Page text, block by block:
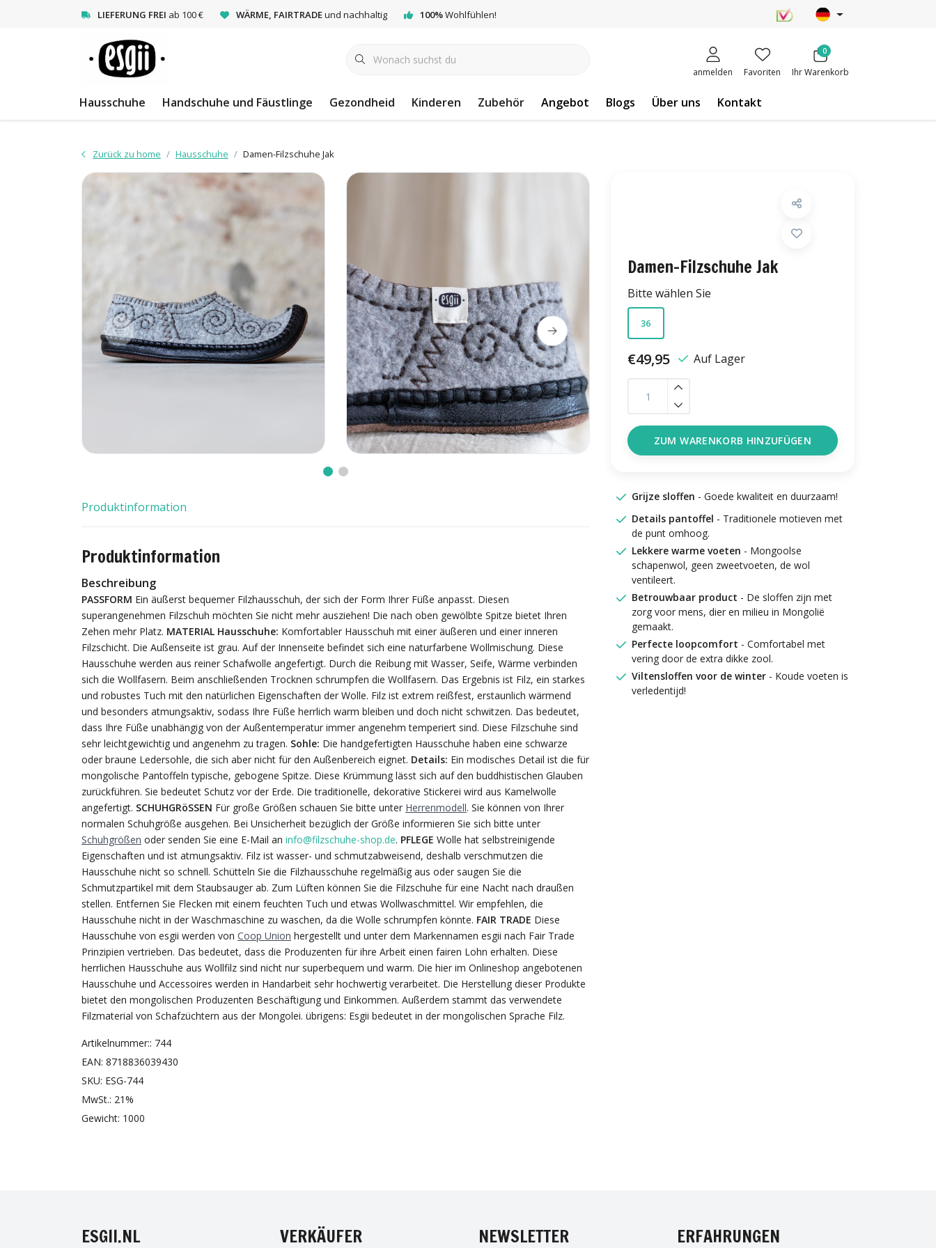
LIEFERUNG FREI ab 100 € WÄRME, FAIRTRADEund nachhaltig 100%Wohlfühlen!
anmelden Favoriten
0
Ihr Warenkorb
Hausschuhe Handschuhe und Fäustlinge Gezondheid Kinderen Zubehör Angebot Blogs Über uns Kontakt
Zurück zu home Hausschuhe Damen-Filzschuhe Jak
Damen-Filzschuhe Jak
Bitte wählen Sie
36
€49,95 Auf Lager
ZUM WARENKORB HINZUFÜGEN
Grijze sloffen - Goede kwaliteit en duurzaam!
Details pantoffel - Traditionele motieven met
de punt omhoog.
Lekkere warme voeten - Mongoolse
schapenwol, geen zweetvoeten, de wol
ventileert.
Betrouwbaar product - De sloffen zijn met
zorg voor mens, dier en milieu in Mongolië
gemaakt.
Perfecte loopcomfort - Comfortabel met
vering door de extra dikke zool.
Viltensloffen voor de winter - Koude voeten is
verledentijd!
Produktinformation
Produktinformation
Beschreibung
PASSFORM Ein äußerst bequemer Filzhausschuh, der sich der Form Ihrer Füße anpasst. Diesen
superangenehmen Filzschuh möchten Sie nicht mehr ausziehen! Die nach oben gewölbte Spitze bietet Ihren
Zehen mehr Platz. MATERIAL Hausschuhe: Komfortabler Hausschuh mit einer äußeren und einer inneren
Filzschicht. Die Außenseite ist grau. Auf der Innenseite befindet sich eine naturfarbene Wollmischung. Diese
Hausschuhe werden aus reiner Schafwolle angefertigt. Durch die Reibung mit Wasser, Seife, Wärme verbinden
sich die Wollfasern. Beim anschließenden Trocknen schrumpfen die Wollfasern. Das Ergebnis ist Filz, ein starkes
und robustes Tuch mit den natürlichen Eigenschaften der Wolle. Filz ist extrem reißfest, erstaunlich wärmend
und besonders atmungsaktiv, sodass Ihre Füße herrlich warm bleiben und doch nicht schwitzen. Das bedeutet,
dass Ihre Füße unabhängig von der Außentemperatur immer angenehm temperiert sind. Diese Filzschuhe sind
sehr leichtgewichtig und angenehm zu tragen. Sohle: Die handgefertigten Hausschuhe haben eine schwarze
oder braune Ledersohle, die sich aber nicht für den Außenbereich eignet. Details: Ein modisches Detail ist die für
mongolische Pantoffeln typische, gebogene Spitze. Diese Krümmung lässt sich auf den buddhistischen Glauben
zurückführen. Sie bedeutet Schutz vor der Erde. Die traditionelle, dekorative Stickerei wird aus Kamelwolle
angefertigt. SCHUHGRöSSEN Für große Größen schauen Sie bitte unter Herrenmodell. Sie können von Ihrer
normalen Schuhgröße ausgehen. Bei Unsicherheit bezüglich der Größe informieren Sie sich bitte unter
Schuhgrößen oder senden Sie eine E-Mail an info@filzschuhe-shop.de. PFLEGE Wolle hat selbstreinigende
Eigenschaften und ist atmungsaktiv. Filz ist wasser- und schmutzabweisend, deshalb verschmutzen die
Hausschuhe nicht so schnell. Schütteln Sie die Filzhausschuhe regelmäßig aus oder saugen Sie die
Schmutzpartikel mit dem Staubsauger ab. Zum Lüften können Sie die Filzschuhe für eine Nacht nach draußen
stellen. Entfernen Sie Flecken mit einem feuchten Tuch und etwas Wollwaschmittel. Wir empfehlen, die
Hausschuhe nicht in der Waschmaschine zu waschen, da die Wolle schrumpfen könnte. FAIR TRADE Diese
Hausschuhe von esgii werden von Coop Union hergestellt und unter dem Markennamen esgii nach Fair Trade
Prinzipien vertrieben. Das bedeutet, dass die Produzenten für ihre Arbeit einen fairen Lohn erhalten. Diese
herrlichen Hausschuhe aus Wollfilz sind nicht nur superbequem und warm. Die hier im Onlineshop angebotenen
Hausschuhe und Accessoires werden in Handarbeit sehr hochwertig verarbeitet. Die Herstellung dieser Produkte
bietet den mongolischen Produzenten Beschäftigung und Einkommen. Außerdem stammt das verwendete
Filzmaterial von Schafzüchtern aus der Mongolei. übrigens: Esgii bedeutet in der mongolischen Sprache Filz.
Artikelnummer:: 744
EAN: 8718836039430
SKU: ESG-744
MwSt.: 21%
Gewicht: 1000
ESGII.NL VERKÄUFER NEWSLETTER ERFAHRUNGEN